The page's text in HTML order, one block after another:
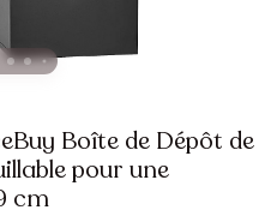
Boîte de Dépôt de
pour une
cm